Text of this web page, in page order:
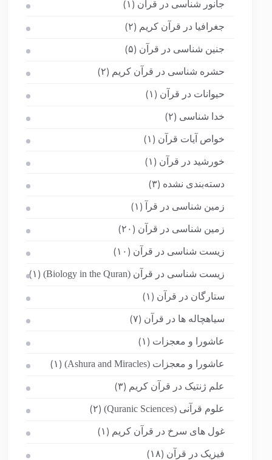
جانور شناسی در قرآن (۱)
جغرافیا در قرآن کریم (۲)
جنین شناسی در قرآن (۵)
حشره شناسی در قرآن کریم (۲)
حیوانات در قرآن (۱)
خدا شناسی (۲)
خواص آیات قرآن (۱)
خورشید در قرآن (۱)
دسته‌بندی نشده (۳)
زمین شناسی در قرآ (۱)
زمین شناسی در قرآن (۲۰)
زیست شناسی در قرآن (۱۰)
زیست شناسی در قرآن (Biology in the Quran) (۱)
ستارگان در قرآن (۱)
سیاهچاله ها در قرآن (۷)
عاشورا و معجزات (۱)
عاشورا و معجزات (Ashura and Miracles) (۱)
علم ژنتیک در قرآن کریم (۳)
علوم قرآنی (Quranic Sciences) (۲)
غول های سرخ در قرآن کریم (۱)
فیزیک در قرآن (۱۸)